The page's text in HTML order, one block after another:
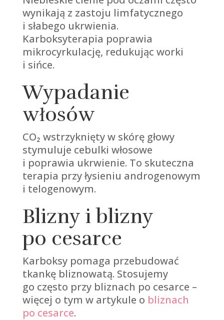
wynikają z zastoju limfatycznego
i słabego ukrwienia.
Karboksyterapia poprawia
mikrocyrkulację, redukując worki
i sińce.
Wypadanie
włosów
CO₂ wstrzyknięty w skórę głowy
stymuluje cebulki włosowe
i poprawia ukrwienie. To skuteczna
terapia przy łysieniu androgenowym
i telogenowym.
Blizny i blizny
po cesarce
Karboksy pomaga przebudować
tkankę bliznowatą. Stosujemy
go często przy bliznach po cesarce –
więcej o tym w artykule o bliznach
po cesarce.